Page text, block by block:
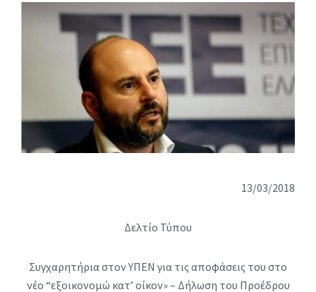
13/03/2018
Δελτίο Τύπου
Συγχαρητήρια στον ΥΠΕΝ για τις αποφάσεις του στο
νέο “εξοικονομώ κατ’ οίκον» – Δήλωση του Προέδρου